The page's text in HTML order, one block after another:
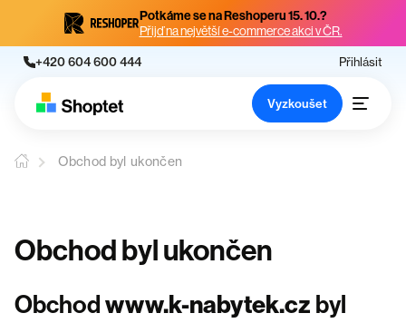
Potkáme se na Reshoperu 15. 10.?
Přijď na největší e-commerce akci v ČR.
+420 604 600 444 Přihlásit
Vyzkoušet
Obchod byl ukončen
Obchod byl ukončen
Obchodwww.k-nabytek.cz byl